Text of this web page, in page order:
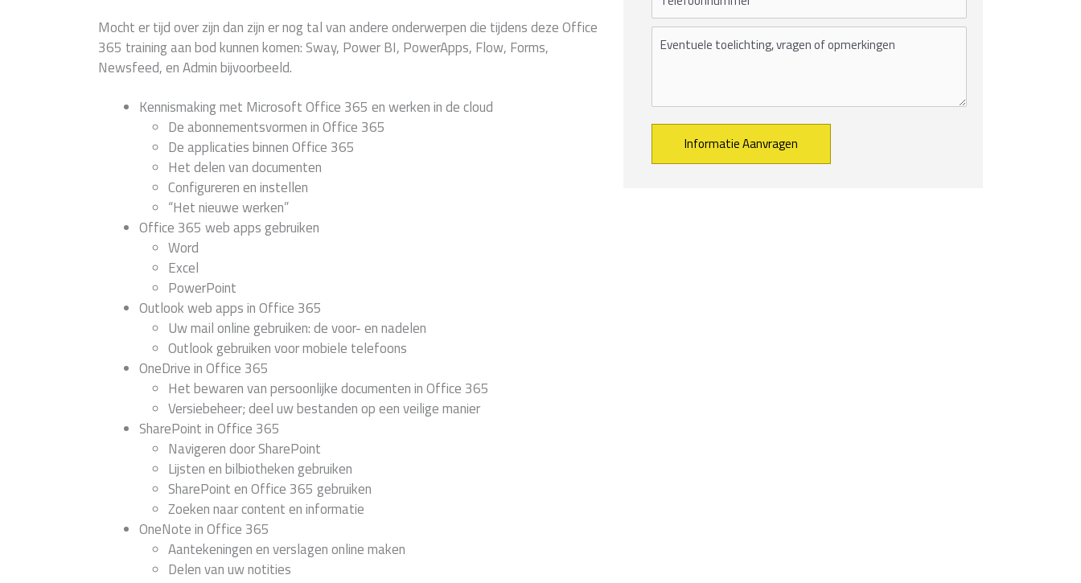
Mocht er tijd over zijn dan zijn er nog tal van andere onderwerpen die tijdens deze Office
365 training aan bod kunnen komen: Sway, Power BI, PowerApps, Flow, Forms,
Newsfeed, en Admin bijvoorbeeld.
Kennismaking met Microsoft Office 365 en werken in de cloud
De abonnementsvormen in Office 365
De applicaties binnen Office 365
Het delen van documenten
Configureren en instellen
“Het nieuwe werken”
Office 365 web apps gebruiken
Word
Excel
PowerPoint
Outlook web apps in Office 365
Uw mail online gebruiken: de voor- en nadelen
Outlook gebruiken voor mobiele telefoons
OneDrive in Office 365
Het bewaren van persoonlijke documenten in Office 365
Versiebeheer; deel uw bestanden op een veilige manier
SharePoint in Office 365
Navigeren door SharePoint
Lijsten en bilbiotheken gebruiken
SharePoint en Office 365 gebruiken
Zoeken naar content en informatie
OneNote in Office 365
Aantekeningen en verslagen online maken
Delen van uw notities